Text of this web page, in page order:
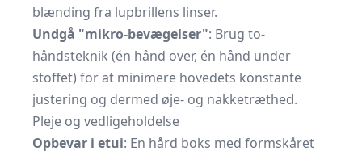
blænding fra lupbrillens linser.
Undgå "mikro-bevægelser": Brug to-
håndsteknik (én hånd over, én hånd under
stoffet) for at minimere hovedets konstante
justering og dermed øje- og nakketræthed.
Pleje og vedligeholdelse
Opbevar i etui: En hård boks med formskåret